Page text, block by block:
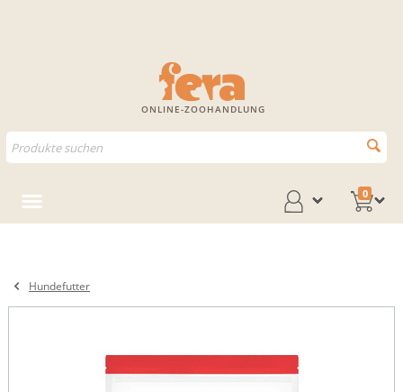
ONLINE-ZOOHANDLUNG
0
Hundefutter